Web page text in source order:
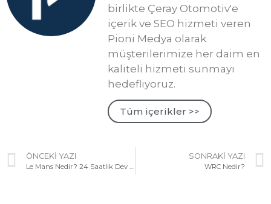
birlikte Çeray Otomotiv'e
içerik ve SEO hizmeti veren
Pioni Medya olarak
müşterilerimize her daim en
kaliteli hizmeti sunmayı
hedefliyoruz.
Tüm içerikler >>
ÖNCEKI YAZI
Le Mans Nedir? 24 Saatlik Dev Yarış!
SONRAKI YAZI
WRC Nedir?